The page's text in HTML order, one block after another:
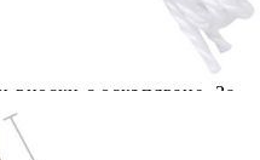
Останалата сума се
без оскъпяване. За
вноски с оскъпяване. За
лв. / €1022.61